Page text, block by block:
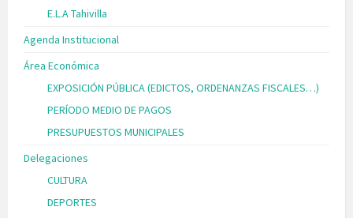
E.L.A Tahivilla
Agenda Institucional
Área Económica
EXPOSICIÓN PÚBLICA (EDICTOS, ORDENANZAS FISCALES…)
PERÍODO MEDIO DE PAGOS
PRESUPUESTOS MUNICIPALES
Delegaciones
CULTURA
DEPORTES